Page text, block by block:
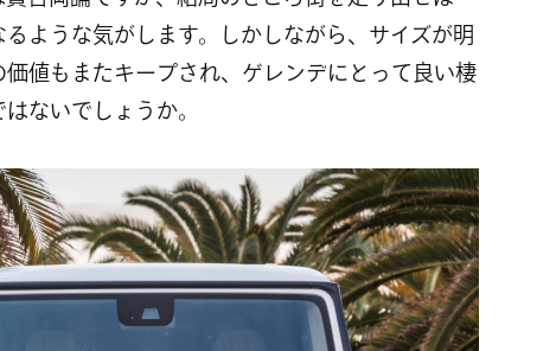
るような気がします。しかしながら、サイズが明
値もまたキープされ、ゲレンデにとって良い棲
ないでしょうか。